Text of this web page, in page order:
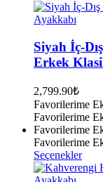
var.
Siyah İç-
Erkek
2,799.90₺
Favorilerime
Favorilerime
Favorilerime
Favorilerime
SeçeneklerBu